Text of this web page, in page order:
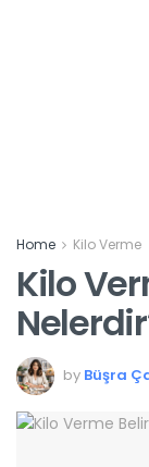
Home Kilo Verme
Kilo
by Büşra